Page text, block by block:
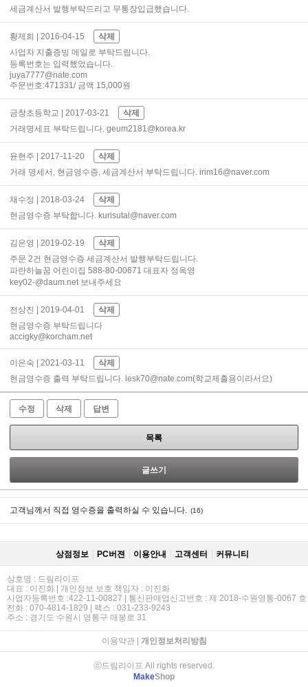
세금계산서 발행부탁드리고 무통장입급했습니다.
황제희 | 2016-04-15
삭제
사업자 지출증빙 메일로 부탁드립니다.
등록번호는 입력했었습니다.
juya7777@nate.com
주문번호:471331/ 금액 15,000원
금창초등학교 | 2017-03-21
삭제
거래명세표 부탁드립니다. geum2181@korea.kr
윤현주 | 2017-11-20
삭제
거래 명세서, 현금영수증, 세금계산서 부탁드립니다. irim16@naver.com
채수정 | 2018-03-24
삭제
현금영수증 부탁합니다. kurisutal@naver.com
김은영 | 2019-02-19
삭제
주문 2건 현금영수증 세금계산서 발행부탁드립니다.
파란하늘꿈 어린이집 588-80-00671 대표자 정옥영
key02-@daum.net 보내주세요
전상진 | 2019-04-01
삭제
현금영수증 부탁드립니다
accigky@korcham.net
이은숙 | 2021-03-11
삭제
현금영수증 출력 부탁드립니다. lesk70@nate.com(학교제출용이라서요)
수정 삭제 답변
목록
글쓰기
고객님께서 직접 영수증을 출력하실 수 있습니다. (16)
상점정보 PC버젼 이용안내 고객센터 커뮤니티
상호명 : 드림라이프
대표 : 이진화 | 개인정보 보호 책임자 : 이진화
사업자등록번호 :422-11-00827 | 통신판매업신고번호 : 제 2018-수원영통-0067 호
전화 : 070-4814-1829 | 팩스 : 031-233-9243
주소 : 경기도 수원시 영통구 매봉로 31
이용약관| 개인정보처리방침
ⓒ드림라이프 All rights reserved.
MakeShop